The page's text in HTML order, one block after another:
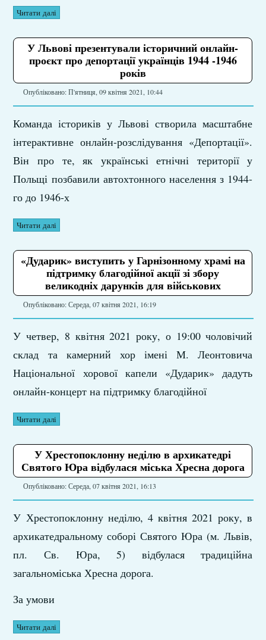
Читати далі
У Львові презентували історичний онлайн-
проєкт про депортації українців 1944 -1946
років
Опубліковано: П'ятниця, 09 квітня 2021, 10:44
Команда істориків у Львові створила масштабне
інтерактивне онлайн-розслідування «Депортації».
Він про те, як українські етнічні території у
Польщі позбавили автохтонного населення з 1944-
го до 1946-х
Читати далі
«Дударик» виступить у Гарнізонному храмі на
підтримку благодійної акції зі збору
великодніх дарунків для військових
Опубліковано: Середа, 07 квітня 2021, 16:19
У четвер, 8 квітня 2021 року, о 19:00 чоловічий
склад та камерний хор імені М. Леонтовича
Національної хорової капели «Дударик» дадуть
онлайн-концерт на підтримку благодійної
Читати далі
У Хрестопоклонну неділю в архикатедрі
Святого Юра відбулася міська Хресна дорога
Опубліковано: Середа, 07 квітня 2021, 16:13
У Хрестопоклонну неділю, 4 квітня 2021 року, в
архикатедральному соборі Святого Юра (м. Львів,
пл. Св. Юра, 5) відбулася традиційна
загальноміська Хресна дорога.
За умови
Читати далі